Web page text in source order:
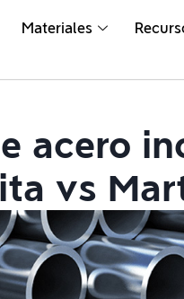
Materiales
acero
vs